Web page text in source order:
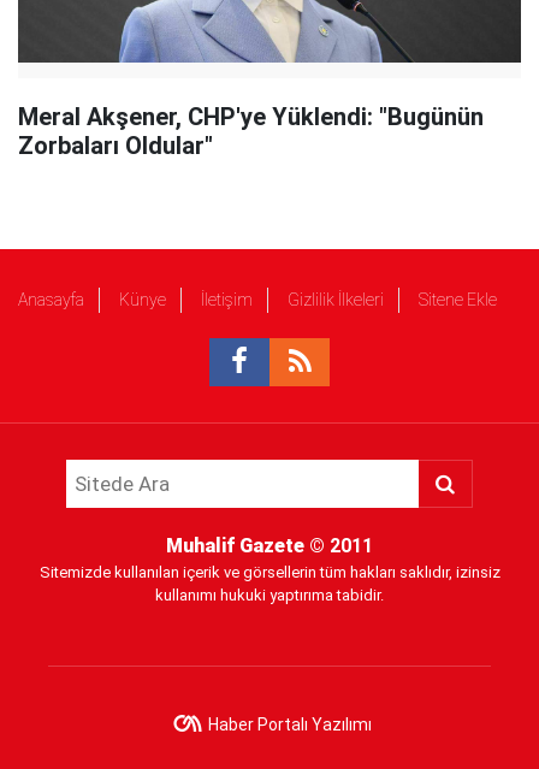
Meral Akşener, CHP'ye Yüklendi: "Bugünün
Zorbaları Oldular"
Anasayfa Künye İletişim Gizlilik İlkeleri Sitene Ekle
Muhalif Gazete © 2011
Sitemizde kullanılan içerik ve görsellerin tüm hakları saklıdır, izinsiz
kullanımı hukuki yaptırıma tabidir.
Haber Portalı Yazılımı